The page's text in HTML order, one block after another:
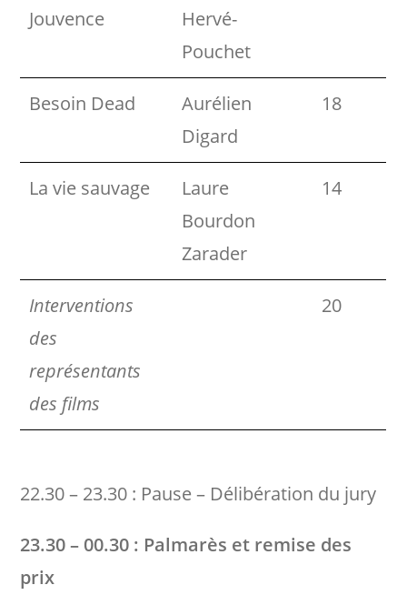
Jouvence
Hervé-
Pouchet
Besoin Dead
Aurélien
Digard
18
La vie sauvage
Laure
Bourdon
Zarader
14
Interventions
des
représentants
des films
20
22.30 – 23.30 : Pause – Délibération du jury
23.30 – 00.30 : Palmarès et remise des
prix